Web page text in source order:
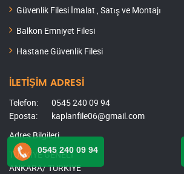
Güvenlik Filesi İmalat , Satış ve Montajı
Balkon Emniyet Filesi
Hastane Güvenlik Filesi
İLETİŞİM ADRESİ
Telefon:
0545 240 09 94
Eposta:
kaplanfile06@gmail.com
Adres Bilgileri
TÜRKİYE GENELİ
ANKARA/ TÜRKİYE
0545 240 09 94